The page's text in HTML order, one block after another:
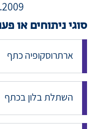
סוגי ניתוחים או
ארתרוסקופיה כתף
השתלת בלון בכתף